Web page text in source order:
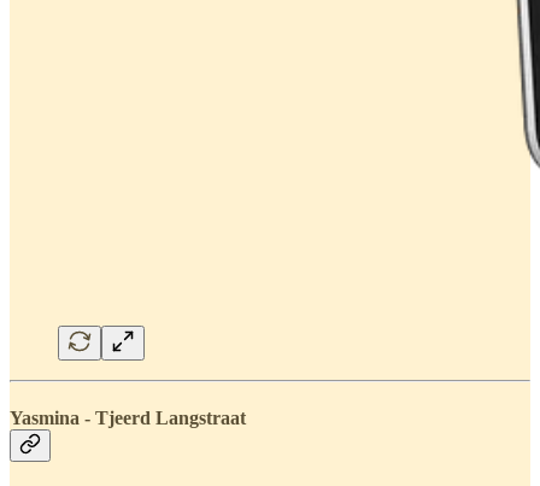
Yasmina - Tjeerd Langstraat